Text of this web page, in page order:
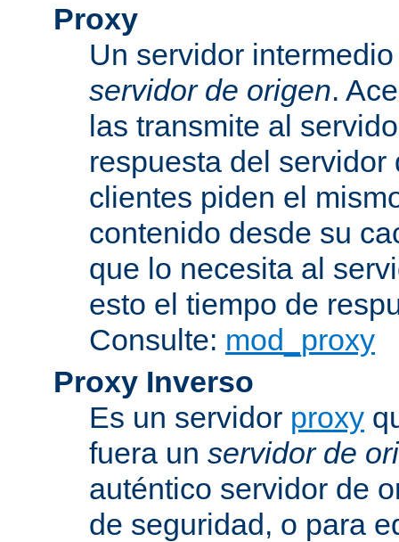
Proxy
Un servidor
servidor de origen.
las transmite al
respuesta del
clientes piden el
contenido desde su
que lo necesita al
esto el tiempo de
Consulte: mod_proxy
Proxy Inverso
Es un servidor proxy
fuera un servidor de
auténtico servidor de
de seguridad, o para